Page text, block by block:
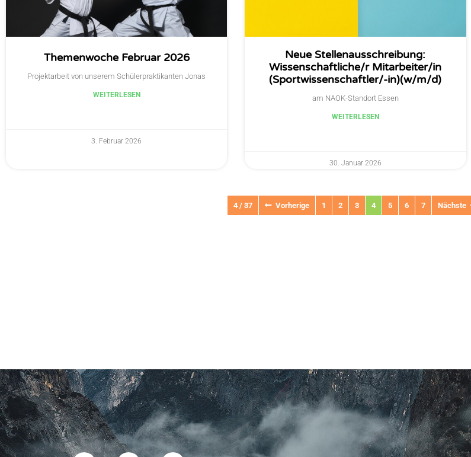
Themenwoche Februar 2026
Projektarbeit von unserem Schülerpraktikanten Jonas
WEITERLESEN
3. Februar 2026
Neue Stellenausschreibung:
Wissenschaftliche/r Mitarbeiter/in
(Sportwissenschaftler/-in)(w/m/d)
am NAOK-Standort Essen
WEITERLESEN
30. Januar 2026
4 / 37 Vorherige 1 2 3 4 5 6 7 Nächste